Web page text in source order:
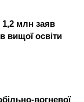
млн заяв
вищої освіти
вогневої